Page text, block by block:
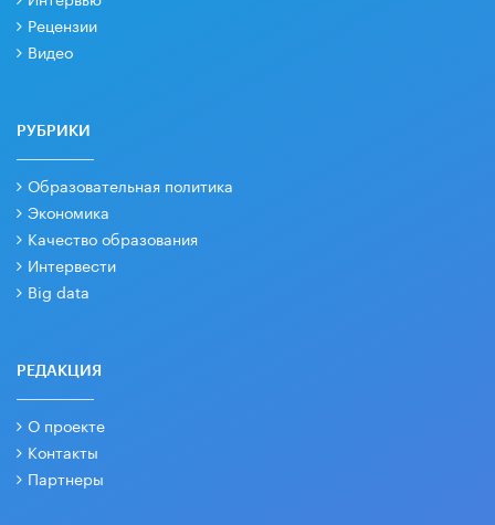
Рецензии
Видео
РУБРИКИ
Образовательная политика
Экономика
Качество образования
Интервести
Big data
РЕДАКЦИЯ
О проекте
Контакты
Партнеры